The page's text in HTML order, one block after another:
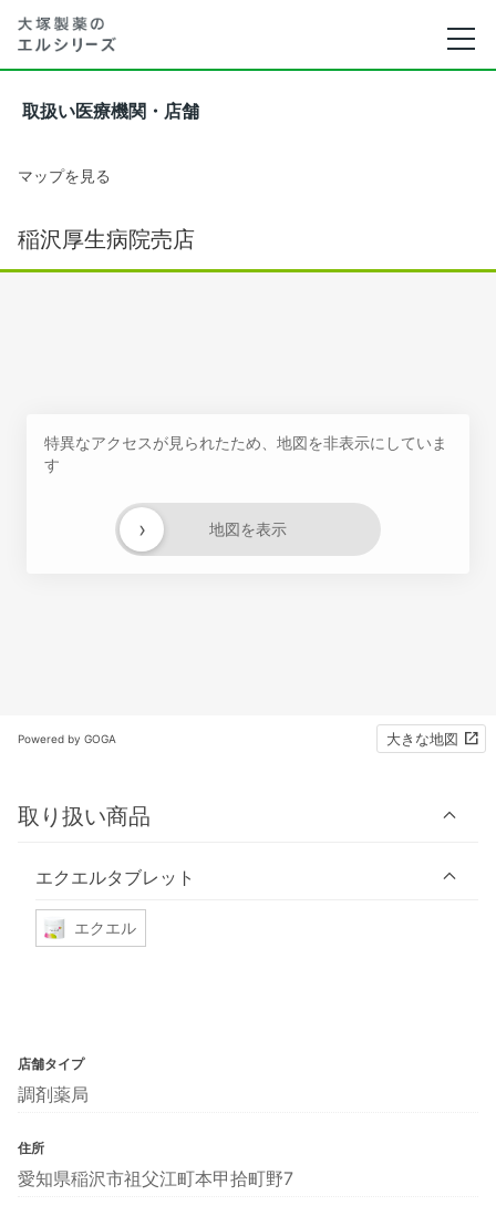
取扱い医療機関・店舗
マップを見る
稲沢厚生病院売店
特異なアクセスが見られたため、地図を非表示にしていま
す
地図を表示
›
Powered by GOGA 大きな地図
取り扱い商品
エクエルタブレット
エクエル
店舗タイプ
調剤薬局
住所
愛知県稲沢市祖父江町本甲拾町野7